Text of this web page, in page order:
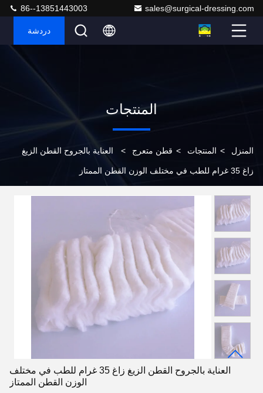
sales@surgical-dressing.com
86--13851443003
دردشة
المنتجات
المنزل > المنتجات > قطن متعرج > العناية بالجروح القطن الزيغ
زاغ 35 غرام للطب في مختلف الوزن القطن الممتاز
العناية بالجروح القطن الزيغ زاغ 35 غرام للطب في مختلف
الوزن القطن الممتاز